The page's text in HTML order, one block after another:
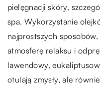
pielęgnacji skóry,
spa. Wykorzystanie
najprostszych
atmosferę relaksu i
lawendowy,
otulają zmysły, ale